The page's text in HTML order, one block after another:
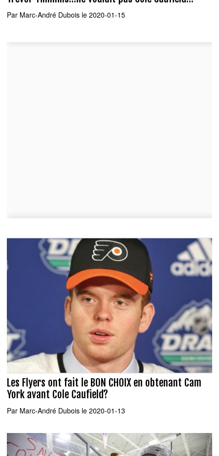
Par Marc-André Dubois le 2020-01-15
Les Flyers ont fait le BON CHOIX en obtenant Cam
York avant Cole Caufield?
Par Marc-André Dubois le 2020-01-13